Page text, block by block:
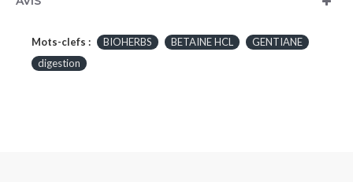
Mots-clefs : BIOHERBS BETAINE HCL
GENTIANE
digestion